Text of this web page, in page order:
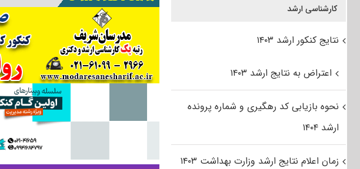
کارشناسی ارشد
نتایج کنکور ارشد ۱۴۰۳
اعتراض به نتایج ارشد ۱۴۰۳
نحوه بازیابی کد رهگیری و شماره پرونده
ارشد ۱۴۰۴
زمان اعلام نتایج ارشد وزارت بهداشت ۱۴۰۳